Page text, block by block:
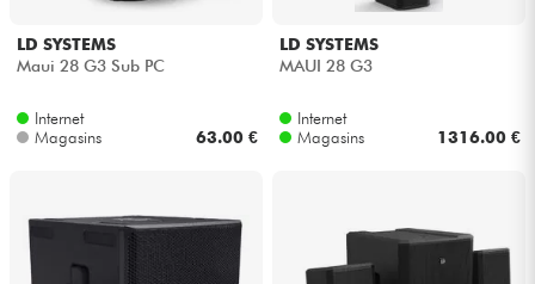
LD SYSTEMS
Maui 28 G3 Sub PC
Internet
Magasins
63.00 €
LD SYSTEMS
MAUI 28 G3
Internet
Magasins
1316.00 €